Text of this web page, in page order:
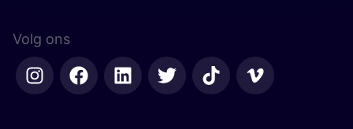
Volg ons